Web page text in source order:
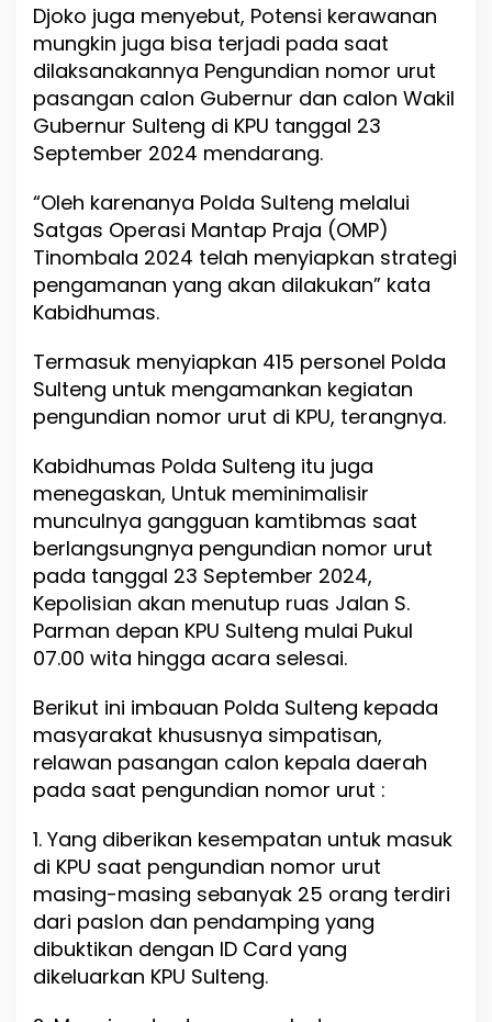
u
b
d
a
n
C
w
g
u
b
S
u
n
g
Djoko juga menyebut, Potensi kerawanan
mungkin juga bisa terjadi pada saat
dilaksanakannya Pengundian nomor urut
pasangan calon Gubernur dan calon Wakil
Gubernur Sulteng di KPU tanggal 23
September 2024 mendarang.
“Oleh karenanya Polda Sulteng melalui
Satgas Operasi Mantap Praja (OMP)
Tinombala 2024 telah menyiapkan strategi
pengamanan yang akan dilakukan” kata
Kabidhumas.
Termasuk menyiapkan 415 personel Polda
Sulteng untuk mengamankan kegiatan
pengundian nomor urut di KPU, terangnya.
Kabidhumas Polda Sulteng itu juga
menegaskan, Untuk meminimalisir
munculnya gangguan kamtibmas saat
berlangsungnya pengundian nomor urut
pada tanggal 23 September 2024,
Kepolisian akan menutup ruas Jalan S.
Parman depan KPU Sulteng mulai Pukul
07.00 wita hingga acara selesai.
Berikut ini imbauan Polda Sulteng kepada
masyarakat khususnya simpatisan,
relawan pasangan calon kepala daerah
pada saat pengundian nomor urut :
1. Yang diberikan kesempatan untuk masuk
di KPU saat pengundian nomor urut
masing-masing sebanyak 25 orang terdiri
dari paslon dan pendamping yang
dibuktikan dengan ID Card yang
dikeluarkan KPU Sulteng.